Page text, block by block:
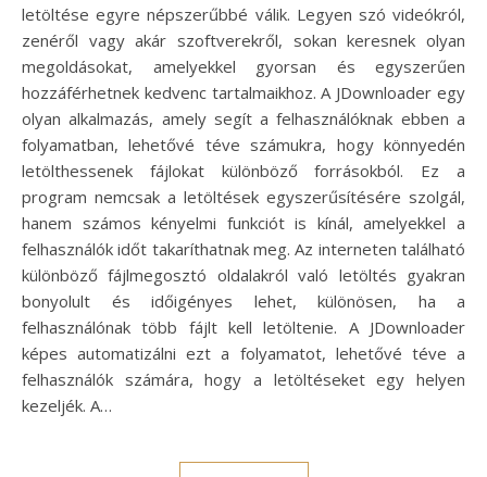
letöltése egyre népszerűbbé válik. Legyen szó videókról,
zenéről vagy akár szoftverekről, sokan keresnek olyan
megoldásokat, amelyekkel gyorsan és egyszerűen
hozzáférhetnek kedvenc tartalmaikhoz. A JDownloader egy
olyan alkalmazás, amely segít a felhasználóknak ebben a
folyamatban, lehetővé téve számukra, hogy könnyedén
letölthessenek fájlokat különböző forrásokból. Ez a
program nemcsak a letöltések egyszerűsítésére szolgál,
hanem számos kényelmi funkciót is kínál, amelyekkel a
felhasználók időt takaríthatnak meg. Az interneten található
különböző fájlmegosztó oldalakról való letöltés gyakran
bonyolult és időigényes lehet, különösen, ha a
felhasználónak több fájlt kell letöltenie. A JDownloader
képes automatizálni ezt a folyamatot, lehetővé téve a
felhasználók számára, hogy a letöltéseket egy helyen
kezeljék. A…